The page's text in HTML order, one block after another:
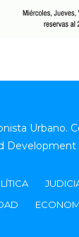
Urbano.
Development